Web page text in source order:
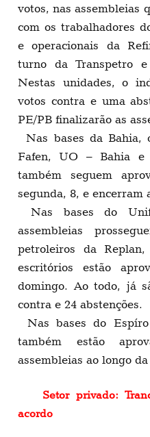
votos, nas assembleias
com os trabalhadores
e operacionais da
turno da Transpetro
Nestas unidades, o
votos contra e uma
PE/PB finalizarão as
Nas bases da Bahia,
Fafen, UO – Bahia e
também seguem
segunda, 8, e encerram
Nas bases do
assembleias
petroleiros da
escritórios estão
domingo. Ao todo, já
contra e 24 abstenções.
Nas bases do
também estão
assembleias ao longo da
Setor privado:
acordo